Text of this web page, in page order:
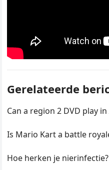
Gerelateerde
Can a region 2 DVD play
Is Mario Kart a battle
Hoe herken je nierinfectie?